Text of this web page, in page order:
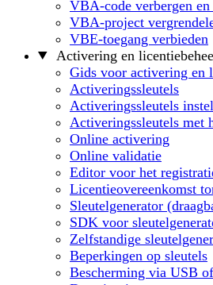
VBA-code verbergen en
VBA-project
VBE-toegang verbieden
Activering en
Gids voor activering en
Activeringssleutels
Activeringssleutels
Activeringssleutels met
Online activering
Online validatie
Editor voor het
Licentieovereenkomst
Sleutelgenerator
SDK voor
Zelfstandige
Beperkingen op sleutels
Bescherming via USB